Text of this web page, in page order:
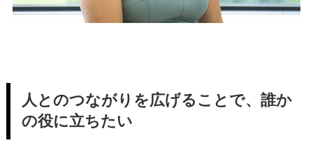
人とのつながりを広げることで、誰か
の役に立ちたい